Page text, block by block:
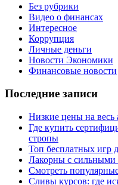
Без рубрики
Видео о финансах
Интересное
Коррупция
Личные деньги
Новости Экономики
Финансовые новости
Последние записи
Низкие цены на весь
Где купить
стропы
Топ бесплатных игр
Лакорны с сильными
Смотреть
Сливы курсов: где